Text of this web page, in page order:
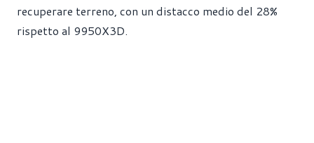
recuperare terreno, con un distacco medio del 28%
rispetto al 9950X3D.